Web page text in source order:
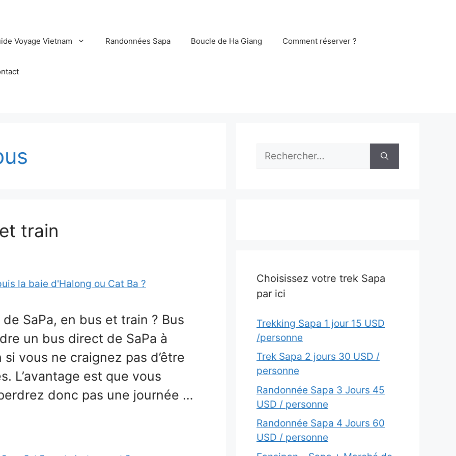
Voyage Vietnam Randonnées Sapa Boucle de Ha Giang Comment réserver ?
train
SaPa, en bus et train ? Bus
un bus direct de SaPa à
vous ne craignez pas d’être
L’avantage est que vous
donc pas une journée …
Rechercher :
Choisissez votre trek Sapa
par ici
Trekking Sapa 1 jour 15 USD
/personne
Trek Sapa 2 jours 30 USD /
personne
Randonnée Sapa 3 Jours 45
USD / personne
Randonnée Sapa 4 Jours 60
USD / personne